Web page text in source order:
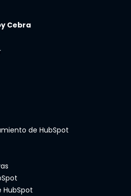
Cebra
de HubSpot
HubSpot